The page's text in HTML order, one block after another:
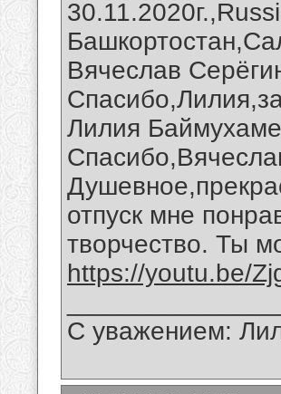
Вячеслав
Лилия
отпуск мне
творчество. Ты
https://youtu.be/
С уважением: